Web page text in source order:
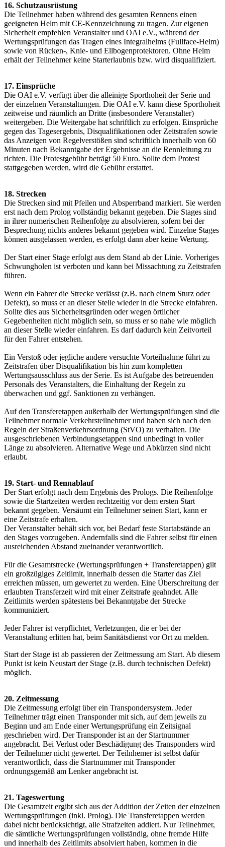
16. Schutzausrüstung
Die Teilnehmer haben während des gesamten Rennens einen
geeigneten Helm mit CE-Kennzeichnung zu tragen. Zur eigenen
Sicherheit empfehlen Veranstalter und OAI e.V., während der
Wertungsprüfungen das Tragen eines Integralhelms (Fullface-Helm)
sowie von Rücken-, Knie- und Ellbogenprotektoren. Ohne Helm
erhält der Teilnehmer keine Starterlaubnis bzw. wird disqualifiziert.
17. Einsprüche
Die OAI e.V. verfügt über die alleinige Sporthoheit der Serie und
der einzelnen Veranstaltungen. Die OAI e.V. kann diese Sporthoheit
zeitweise und räumlich an Dritte (insbesondere Veranstalter)
weitergeben. Die Weitergabe hat schriftlich zu erfolgen. Einsprüche
gegen das Tagesergebnis, Disqualifikationen oder Zeitstrafen sowie
das Anzeigen von Regelverstößen sind schriftlich innerhalb von 60
Minuten nach Bekanntgabe der Ergebnisse an die Rennleitung zu
richten. Die Protestgebühr beträgt 50 Euro. Sollte dem Protest
stattgegeben werden, wird die Gebühr erstattet.
18. Strecken
Die Strecken sind mit Pfeilen und Absperrband markiert. Sie werden
erst nach dem Prolog vollständig bekannt gegeben. Die Stages sind
in ihrer numerischen Reihenfolge zu absolvieren, sofern bei der
Besprechung nichts anderes bekannt gegeben wird. Einzelne Stages
können ausgelassen werden, es erfolgt dann aber keine Wertung.
Der Start einer Stage erfolgt aus dem Stand ab der Linie. Vorheriges
Schwungholen ist verboten und kann bei Missachtung zu Zeitstrafen
führen.
Wenn ein Fahrer die Strecke verlässt (z.B. nach einem Sturz oder
Defekt), so muss er an dieser Stelle wieder in die Strecke einfahren.
Sollte dies aus Sicherheitsgründen oder wegen örtlicher
Gegebenheiten nicht möglich sein, so muss er so nahe wie möglich
an dieser Stelle wieder einfahren. Es darf dadurch kein Zeitvorteil
für den Fahrer entstehen.
Ein Verstoß oder jegliche andere versuchte Vorteilnahme führt zu
Zeitstrafen über Disqualifikation bis hin zum kompletten
Wertungsausschluss aus der Serie. Es ist Aufgabe des betreuenden
Personals des Veranstalters, die Einhaltung der Regeln zu
überwachen und ggf. Sanktionen zu verhängen.
Auf den Transferetappen außerhalb der Wertungsprüfungen sind die
Teilnehmer normale Verkehrsteilnehmer und haben sich nach den
Regeln der Straßenverkehrsordnung (StVO) zu verhalten. Die
ausgeschriebenen Verbindungsetappen sind unbedingt in voller
Länge zu absolvieren. Alternative Wege und Abkürzen sind nicht
erlaubt.
19. Start- und Rennablauf
Der Start erfolgt nach dem Ergebnis des Prologs. Die Reihenfolge
sowie die Startzeiten werden rechtzeitig vor dem ersten Start
bekannt gegeben. Versäumt ein Teilnehmer seinen Start, kann er
eine Zeitstrafe erhalten.
Der Veranstalter behält sich vor, bei Bedarf feste Startabstände an
den Stages vorzugeben. Andernfalls sind die Fahrer selbst für einen
ausreichenden Abstand zueinander verantwortlich.
Für die Gesamtstrecke (Wertungsprüfungen + Transferetappen) gilt
ein großzügiges Zeitlimit, innerhalb dessen die Starter das Ziel
erreichen müssen, um gewertet zu werden. Eine Überschreitung der
erlaubten Transferzeit wird mit einer Zeitstrafe geahndet. Alle
Zeitlimits werden spätestens bei Bekanntgabe der Strecke
kommuniziert.
Jeder Fahrer ist verpflichtet, Verletzungen, die er bei der
Veranstaltung erlitten hat, beim Sanitätsdienst vor Ort zu melden.
Start der Stage ist ab passieren der Zeitmessung am Start. Ab diesem
Punkt ist kein Neustart der Stage (z.B. durch technischen Defekt)
möglich.
20. Zeitmessung
Die Zeitmessung erfolgt über ein Transpondersystem. Jeder
Teilnehmer trägt einen Transponder mit sich, auf dem jeweils zu
Beginn und am Ende einer Wertungsprüfung ein Zeitsignal
geschrieben wird. Der Transponder ist an der Startnummer
angebracht. Bei Verlust oder Beschädigung des Transponders wird
der Teilnehmer nicht gewertet. Der Teilnhemer ist selbst dafür
verantwortlich, dass die Startnummer mit Transponder
ordnungsgemäß am Lenker angebracht ist.
21. Tageswertung
Die Gesamtzeit ergibt sich aus der Addition der Zeiten der einzelnen
Wertungsprüfungen (inkl. Prolog). Die Transferetappen werden
dabei nicht berücksichtigt, alle Strafzeiten addiert. Nur Teilnehmer,
die sämtliche Wertungsprüfungen vollständig, ohne fremde Hilfe
und innerhalb des Zeitlimits absolviert haben, kommen in die